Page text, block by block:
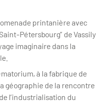
printanière avec
Pétersbourg” de Vassily
imaginaire dans la
à la fabrique de
géographie de la rencontre
l’industrialisation du